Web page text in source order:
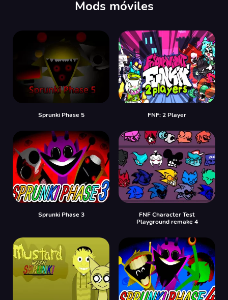
Mods móviles
Sprunki Phase 5 FNF: 2 Player
Sprunki Phase 3
FNF Character Test
Playground remake 4